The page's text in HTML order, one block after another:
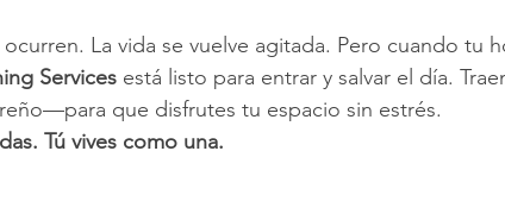
ocurren. La vida se vuelve agitada. Pero cuando tu
Services está listo para entrar y salvar el día.
que disfrutes tu espacio sin estrés.
Tú vives como una.